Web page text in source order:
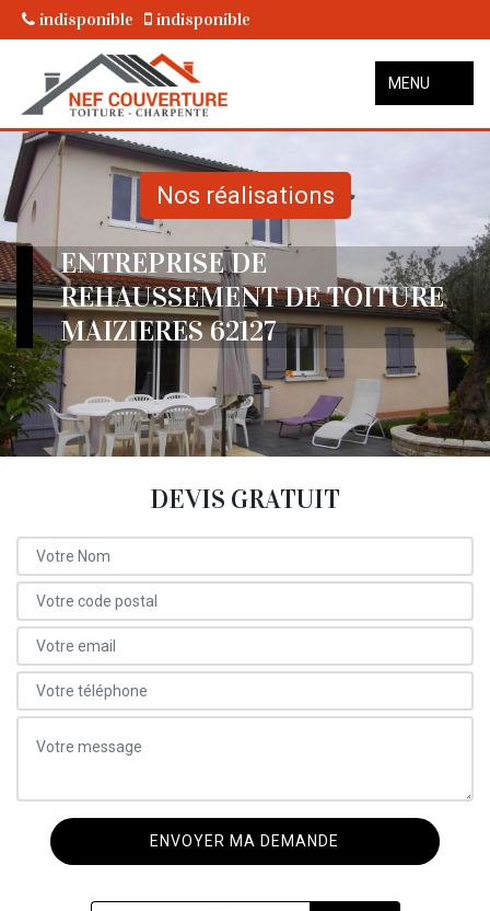
indisponible indisponible
MENU
Nos réalisations
ENTREPRISE DE
REHAUSSEMENT DE TOITURE
MAIZIERES 62127
DEVIS GRATUIT